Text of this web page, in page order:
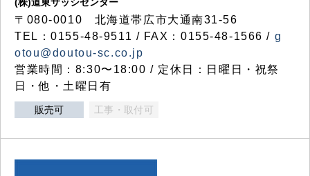
〒080-0010 北海道帯広市大通南31-56
TEL：0155-48-9511 / FAX：0155-48-1566 / g
otou@doutou-sc.co.jp
営業時間：8:30〜18:00 / 定休日：日曜日・祝祭
日・他・土曜日有
販売可 工事・取付可